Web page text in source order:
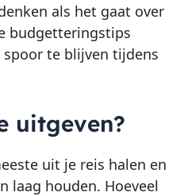
als het gaat over
budgetteringstips
te blijven tijdens
uitgeven?
uit je reis halen en
laag houden. Hoeveel